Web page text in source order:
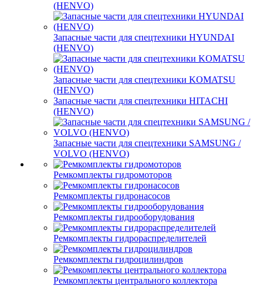
(HENVO)
Запасные части для спецтехники HYUNDAI
(HENVO)
Запасные части для спецтехники KOMATSU
(HENVO)
Запасные части для спецтехники HITACHI
(HENVO)
Запасные части для спецтехники SAMSUNG /
VOLVO (HENVO)
Ремкомплекты гидромоторов
Ремкомплекты гидронасосов
Ремкомплекты гидрооборудования
Ремкомплекты гидрораспределителей
Ремкомплекты гидроцилиндров
Ремкомплекты центрального коллектора